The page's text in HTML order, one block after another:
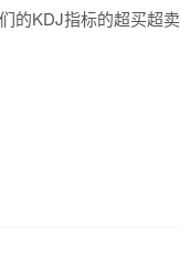
的KDJ指标的超买超卖